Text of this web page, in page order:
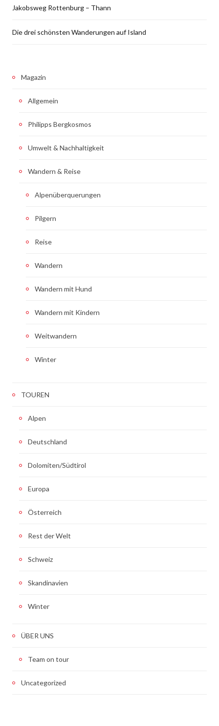
Jakobsweg Rottenburg – Thann
Die drei schönsten Wanderungen auf Island
Magazin
Allgemein
Philipps Bergkosmos
Umwelt & Nachhaltigkeit
Wandern & Reise
Alpenüberquerungen
Pilgern
Reise
Wandern
Wandern mit Hund
Wandern mit Kindern
Weitwandern
Winter
TOUREN
Alpen
Deutschland
Dolomiten/Südtirol
Europa
Österreich
Rest der Welt
Schweiz
Skandinavien
Winter
ÜBER UNS
Team on tour
Uncategorized